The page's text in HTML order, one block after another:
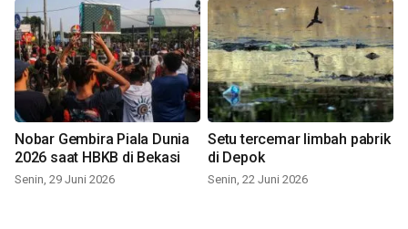
Nobar Gembira Piala Dunia
2026 saat HBKB di Bekasi
Senin, 29 Juni 2026
Setu tercemar limbah pabrik
di Depok
Senin, 22 Juni 2026